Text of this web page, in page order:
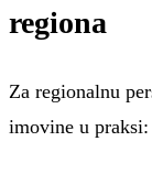
regiona
Za regionalnu
imovine u praksi: